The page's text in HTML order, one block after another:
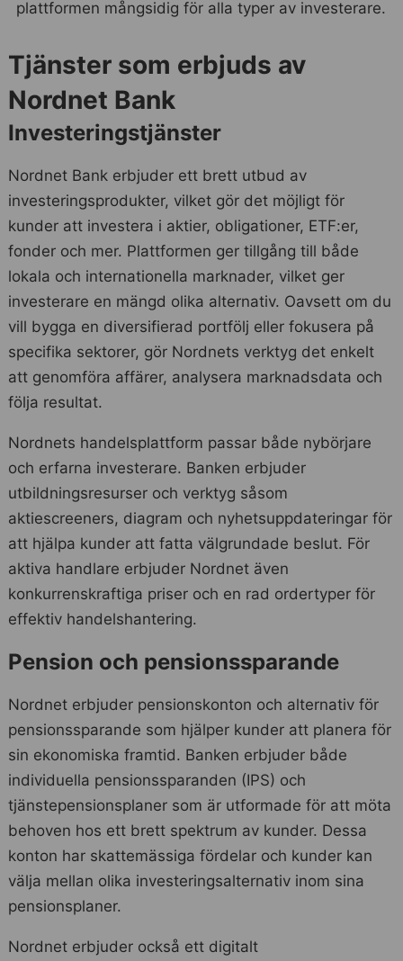
plattformen mångsidig för alla typer av investerare.
Tjänster som erbjuds av
Nordnet Bank
Investeringstjänster
Nordnet Bank erbjuder ett brett utbud av
investeringsprodukter, vilket gör det möjligt för
kunder att investera i aktier, obligationer, ETF:er,
fonder och mer. Plattformen ger tillgång till både
lokala och internationella marknader, vilket ger
investerare en mängd olika alternativ. Oavsett om du
vill bygga en diversifierad portfölj eller fokusera på
specifika sektorer, gör Nordnets verktyg det enkelt
att genomföra affärer, analysera marknadsdata och
följa resultat.
Nordnets handelsplattform passar både nybörjare
och erfarna investerare. Banken erbjuder
utbildningsresurser och verktyg såsom
aktiescreeners, diagram och nyhetsuppdateringar för
att hjälpa kunder att fatta välgrundade beslut. För
aktiva handlare erbjuder Nordnet även
konkurrenskraftiga priser och en rad ordertyper för
effektiv handelshantering.
Pension och pensionssparande
Nordnet erbjuder pensionskonton och alternativ för
pensionssparande som hjälper kunder att planera för
sin ekonomiska framtid. Banken erbjuder både
individuella pensionssparanden (IPS) och
tjänstepensionsplaner som är utformade för att möta
behoven hos ett brett spektrum av kunder. Dessa
konton har skattemässiga fördelar och kunder kan
välja mellan olika investeringsalternativ inom sina
pensionsplaner.
Nordnet erbjuder också ett digitalt